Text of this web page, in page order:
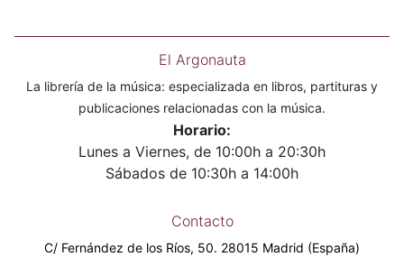
El Argonauta
La librería de la música: especializada en libros, partituras y
publicaciones relacionadas con la música.
Horario:
Lunes a Viernes, de 10:00h a 20:30h
Sábados de 10:30h a 14:00h
Contacto
C/ Fernández de los Ríos, 50. 28015 Madrid (España)